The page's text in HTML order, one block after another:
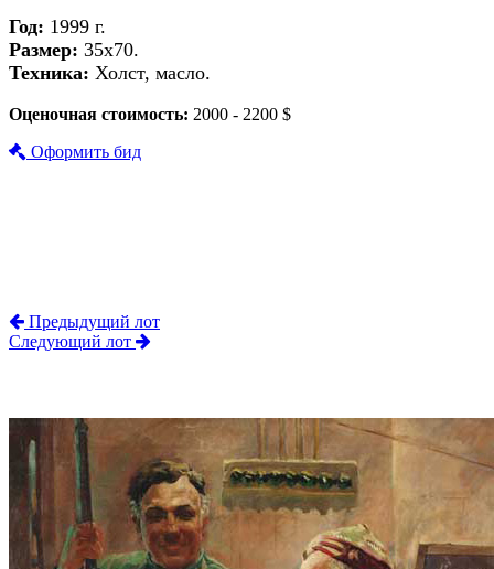
Год: 1999 г.
Размер: 35х70.
Техника: Холст, масло.
Оценочная стоимость: 2000 - 2200 $
Оформить бид
Предыдущий лот
Следующий лот